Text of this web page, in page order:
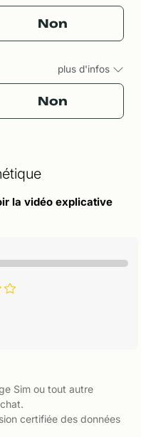
Non
plus d'infos
Non
la vidéo explicative
Sim ou tout autre
certifiée des données